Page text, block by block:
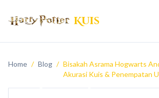
Kuis
Home / Blog / Bisakah Asrama Hogwarts
Akurasi Kuis & Penempatan